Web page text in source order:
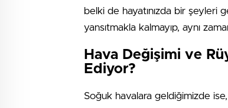
belki de hayatınızda bir şeyleri
yansıtmakla kalmayıp, aynı
Hava Değişimi ve
Ediyor?
Soğuk havalara geldiğimizde